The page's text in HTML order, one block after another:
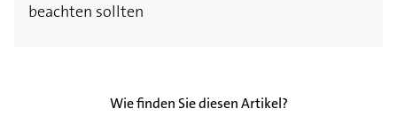
beachten sollten
Wie finden Sie diesen Artikel?